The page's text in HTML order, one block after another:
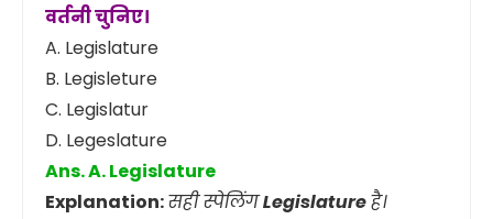
वर्तनी चुनिए।
A. Legislature
B. Legisleture
C. Legislatur
D. Legeslature
Ans. A. Legislature
Explanation:सही स्पेलिंगLegislatureहै।